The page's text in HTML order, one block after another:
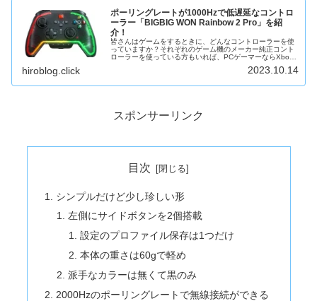
ポーリングレートが1000Hzで低遅延なコントロ
ーラー「BIGBIG WON Rainbow 2 Pro」を紹
介！
皆さんはゲームをするときに、どんなコントローラーを使
っていますか？それぞれのゲーム機のメーカー純正コント
ローラーを使っている方もいれば、PCゲーマーならXbox
hiroblog.click 2023.10.14
スポンサーリンク
目次
シンプルだけど少し珍しい形
左側にサイドボタンを2個搭載
設定のプロファイル保存は1つだけ
本体の重さは60gで軽め
派手なカラーは無くて黒のみ
2000Hzのポーリングレートで無線接続ができる